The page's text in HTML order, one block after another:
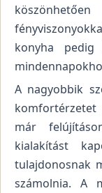
konyha
A nagyobbik
már
kialakítást
tulajdonosnak
számolnia. A